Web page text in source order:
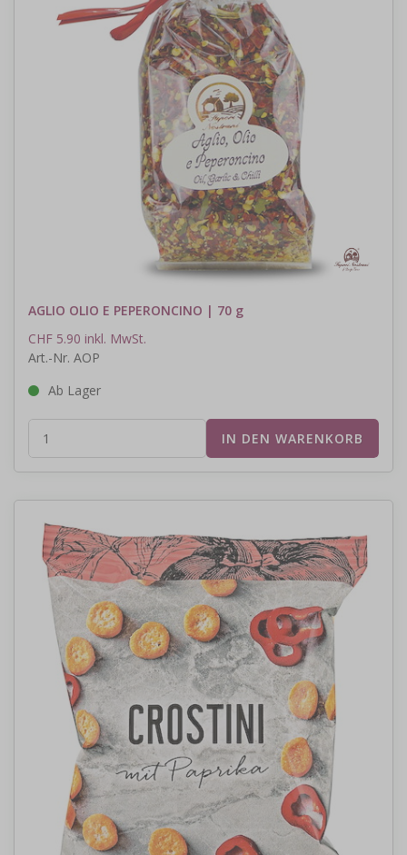
AGLIO OLIO E PEPERONCINO | 70 g
CHF 5.90 inkl. MwSt.
Art.-Nr. AOP
Ab Lager